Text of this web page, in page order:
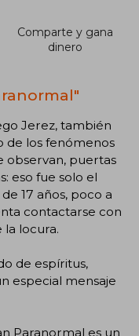
Comparte y gana
dinero
Jerez, también
de los fenómenos
observan, puertas
eso fue solo el
17 años, poco a
contactarse con
la locura.
de espíritus,
especial mensaje
Paranormal es un